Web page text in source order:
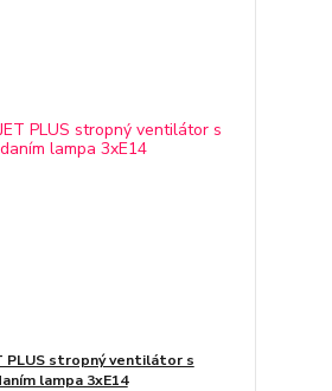
PLUS stropný ventilátor s
lampa 3xE14